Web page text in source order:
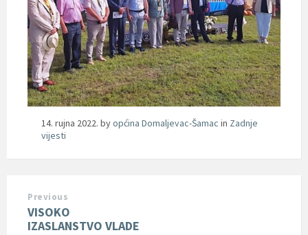
14. rujna 2022. byopćina Domaljevac-Šamac in Zadnje
vijesti
Previous
VISOKO
IZASLANSTVO VLADE